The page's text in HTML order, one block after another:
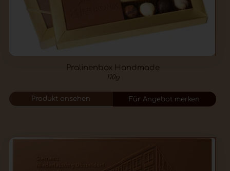
Pralinenbox Handmade
110g
Produkt ansehen Für Angebot merken